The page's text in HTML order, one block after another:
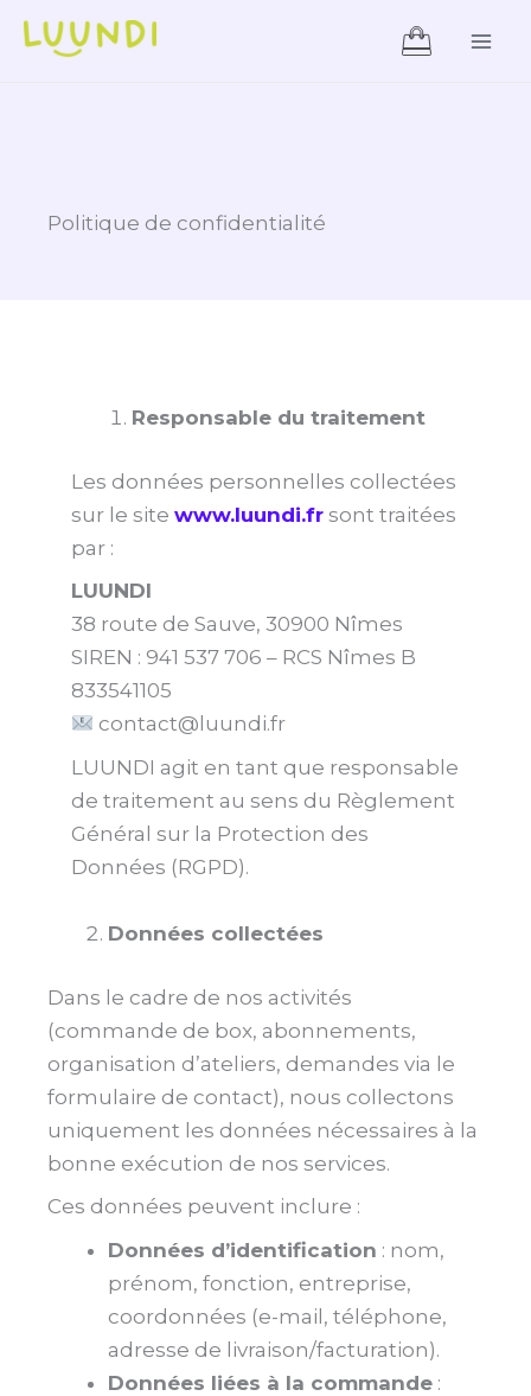
Aller
au
Politique de confidentialité
Responsable du traitement
Les données personnelles collectées
sur le site www.luundi.fr sont traitées
par :
LUUNDI
38 route de Sauve, 30900 Nîmes
SIREN : 941 537 706 – RCS Nîmes B
833541105
contact@luundi.fr
LUUNDI agit en tant que responsable
de traitement au sens du Règlement
Général sur la Protection des
Données (RGPD).
Données collectées
Dans le cadre de nos activités
(commande de box, abonnements,
organisation d’ateliers, demandes via le
formulaire de contact), nous collectons
uniquement les données nécessaires à la
bonne exécution de nos services.
Ces données peuvent inclure :
Données d’identification : nom,
prénom, fonction, entreprise,
coordonnées (e-mail, téléphone,
adresse de livraison/facturation).
Données liées à la commande :